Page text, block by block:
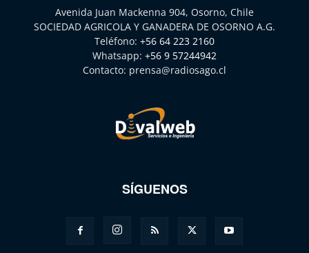
Avenida Juan Mackenna 904, Osorno, Chile
SOCIEDAD AGRICOLA Y GANADERA DE OSORNO A.G.
Teléfono: +56 64 223 2160
Whatsapp: +56 9 57244942
Contacto: prensa@radiosago.cl
SÍGUENOS